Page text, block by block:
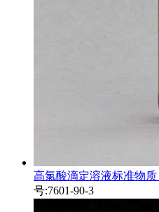
高氯酸滴定溶液标准物质
号:7601-90-3